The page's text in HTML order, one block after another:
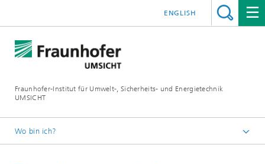
Fraunhofer-Institut für Umwelt-, Sicherheits- und Energietechnik
UMSICHT
ENGLISH
Wo bin ich?